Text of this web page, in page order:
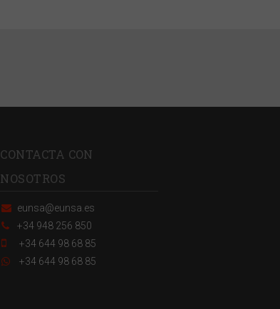
CONTACTA CON
NOSOTROS
eunsa@eunsa.es
+34 948 256 850
+34 644 98 68 85
+34 644 98 68 85